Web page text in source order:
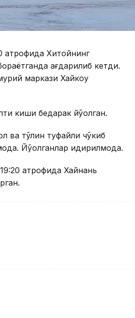
атрофида Хитойнинг
ағдарилиб кетди.
маркази Хайкоу
киши бедарак йўқолган.
ва тўлқин туфайли чўкиб
Йўқолганлар қидирилмоқда.
атрофида Хайнань